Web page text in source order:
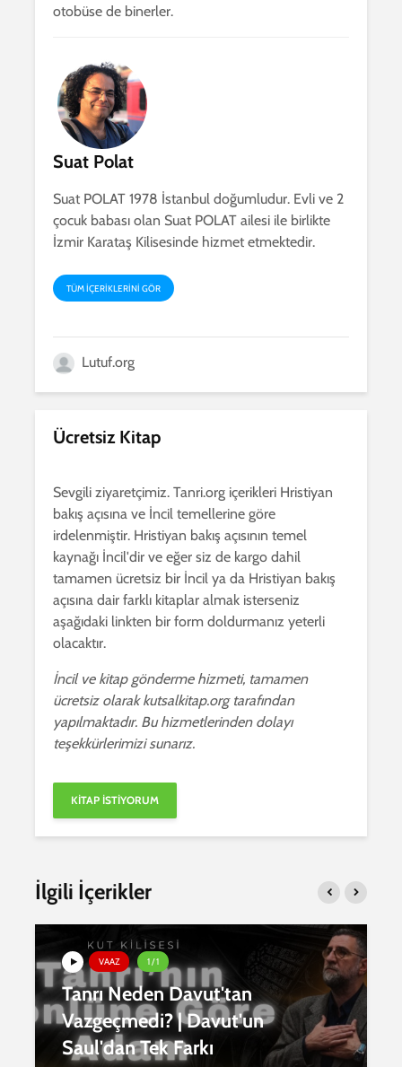
otobüse de binerler.
Suat Polat
Suat POLAT 1978 İstanbul doğumludur. Evli ve 2
çocuk babası olan Suat POLAT ailesi ile birlikte
İzmir Karataş Kilisesinde hizmet etmektedir.
TÜM IÇERIKLERINI GÖR
Lutuf.org
Ücretsiz Kitap
Sevgili ziyaretçimiz. Tanri.org içerikleri Hristiyan
bakış açısına ve İncil temellerine göre
irdelenmiştir. Hristiyan bakış açısının temel
kaynağı İncil'dir ve eğer siz de kargo dahil
tamamen ücretsiz bir İncil ya da Hristiyan bakış
açısına dair farklı kitaplar almak isterseniz
aşağıdaki linkten bir form doldurmanız yeterli
olacaktır.
İncil ve kitap gönderme hizmeti, tamamen
ücretsiz olarak kutsalkitap.org tarafından
yapılmaktadır. Bu hizmetlerinden dolayı
teşekkürlerimizi sunarız.
İlgili İçerikler
VAAZ 1 / 1
Tanrı Neden Davut'tan
Vazgeçmedi? | Davut'un
Saul'dan Tek Farkı